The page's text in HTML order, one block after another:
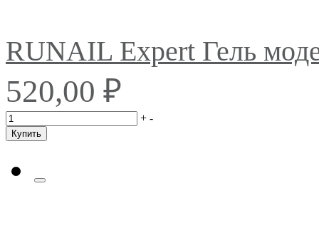
RUNAIL Expert Гель
520,00 ₽
+ -
Купить